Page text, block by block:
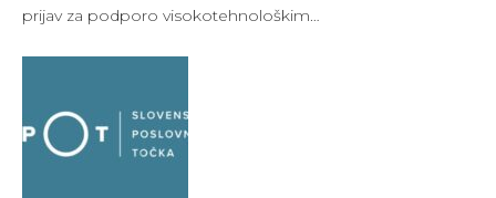
prijav za podporo visokotehnološkim…